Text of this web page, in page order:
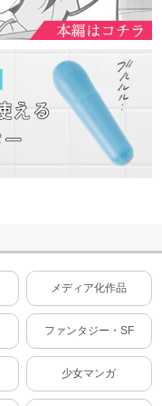
メディア化作品
ファンタジー・SF
少女マンガ